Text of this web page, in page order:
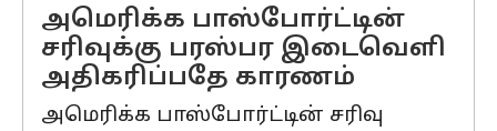
அமெரிக்க பாஸ்போர்ட்டின்
சரிவுக்கு பரஸ்பர இடைவெளி
அதிகரிப்பதே காரணம்
அமெரிக்க பாஸ்போர்ட்டின் சரிவு